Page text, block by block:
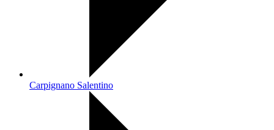
Carpignano Salentino